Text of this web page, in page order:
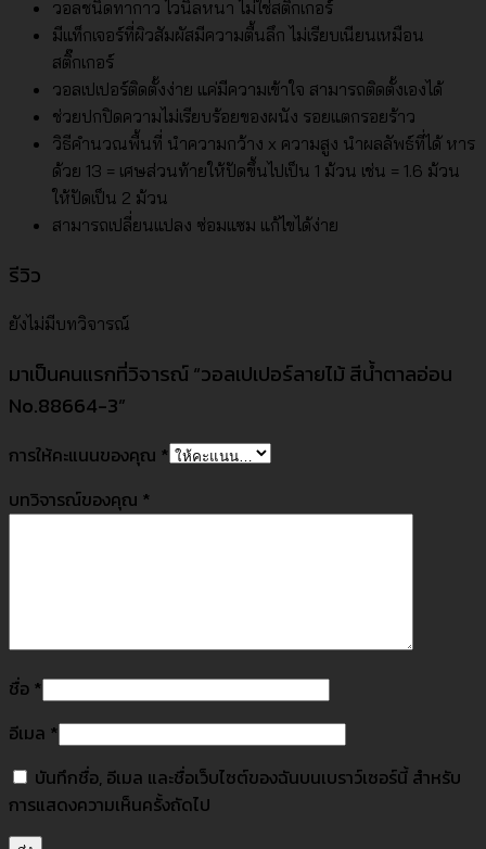
วอลชนิดทากาว ไวนิลหนา ไม่ใช่สติ๊กเกอร์
มีแท็กเจอร์ที่ผิวสัมผัสมีความตื้นลึก ไม่เรียบเนียนเหมือน
สติ๊กเกอร์
วอลเปเปอร์ติดตั้งง่าย แค่มีความเข้าใจ สามารถติดตั้งเองได้
ช่วยปกปิดความไม่เรียบร้อยของผนัง รอยแตกรอยร้าว
วิธีคำนวณพื้นที่ นำความกว้าง x ความสูง นำผลลัพธ์ที่ได้ หาร
ด้วย 13 = เศษส่วนท้ายให้ปัดขึ้นไปเป็น 1 ม้วน เช่น = 1.6 ม้วน
ให้ปัดเป็น 2 ม้วน
สามารถเปลี่ยนแปลง ซ่อมแซม แก้ไขได้ง่าย
รีวิว
ยังไม่มีบทวิจารณ์
มาเป็นคนแรกที่วิจารณ์ “วอลเปเปอร์ลายไม้ สีน้ำตาลอ่อน
No.88664-3”
การให้คะแนนของคุณ *
บทวิจารณ์ของคุณ *
ชื่อ *
อีเมล *
บันทึกชื่อ, อีเมล และชื่อเว็บไซต์ของฉันบนเบราว์เซอร์นี้ สำหรับ
การแสดงความเห็นครั้งถัดไป